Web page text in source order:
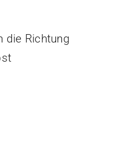
die Richtung